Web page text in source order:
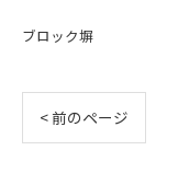
ブロック塀
< 前のページ